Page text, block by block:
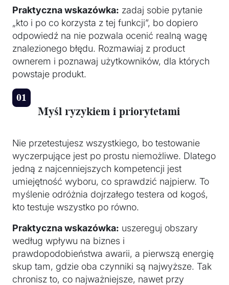
Praktyczna wskazówka: zadaj sobie pytanie
„kto i po co korzysta z tej funkcji”, bo dopiero
odpowiedź na nie pozwala ocenić realną wagę
znalezionego błędu. Rozmawiaj z product
ownerem i poznawaj użytkowników, dla których
powstaje produkt.
Myśl ryzykiem i priorytetami
Nie przetestujesz wszystkiego, bo testowanie
wyczerpujące jest po prostu niemożliwe. Dlatego
jedną z najcenniejszych kompetencji jest
umiejętność wyboru, co sprawdzić najpierw. To
myślenie odróżnia dojrzałego testera od kogoś,
kto testuje wszystko po równo.
Praktyczna wskazówka: uszereguj obszary
według wpływu na biznes i
prawdopodobieństwa awarii, a pierwszą energię
skup tam, gdzie oba czynniki są najwyższe. Tak
chronisz to, co najważniejsze, nawet przy